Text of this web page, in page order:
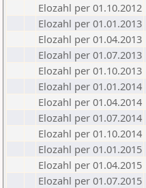
Elozahl per 01.10.2012
Elozahl per 01.01.2013
Elozahl per 01.04.2013
Elozahl per 01.07.2013
Elozahl per 01.10.2013
Elozahl per 01.01.2014
Elozahl per 01.04.2014
Elozahl per 01.07.2014
Elozahl per 01.10.2014
Elozahl per 01.01.2015
Elozahl per 01.04.2015
Elozahl per 01.07.2015